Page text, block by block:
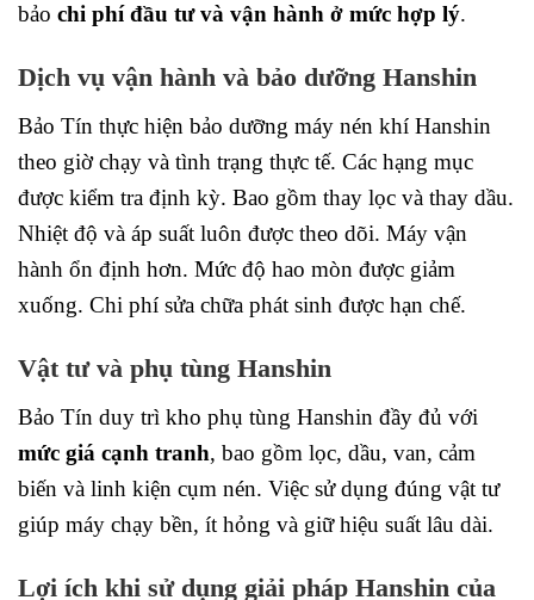
bảo chi phí đầu tư và vận hành ở mức hợp lý.
Dịch vụ vận hành và bảo dưỡng Hanshin
Bảo Tín thực hiện bảo dưỡng máy nén khí Hanshin
theo giờ chạy và tình trạng thực tế. Các hạng mục
được kiểm tra định kỳ. Bao gồm thay lọc và thay dầu.
Nhiệt độ và áp suất luôn được theo dõi. Máy vận
hành ổn định hơn. Mức độ hao mòn được giảm
xuống. Chi phí sửa chữa phát sinh được hạn chế.
Vật tư và phụ tùng Hanshin
Bảo Tín duy trì kho phụ tùng Hanshin đầy đủ với
mức giá cạnh tranh, bao gồm lọc, dầu, van, cảm
biến và linh kiện cụm nén. Việc sử dụng đúng vật tư
giúp máy chạy bền, ít hỏng và giữ hiệu suất lâu dài.
Lợi ích khi sử dụng giải pháp Hanshin của